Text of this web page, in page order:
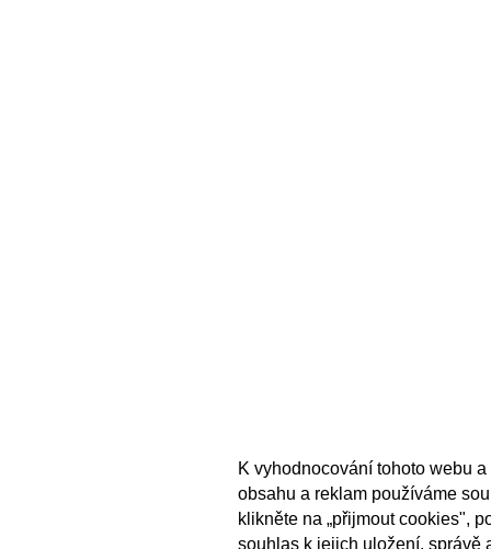
K vyhodnocování tohoto webu
obsahu a reklam používáme
klikněte na „přijmout cookies",
souhlas k jejich uložení, správě